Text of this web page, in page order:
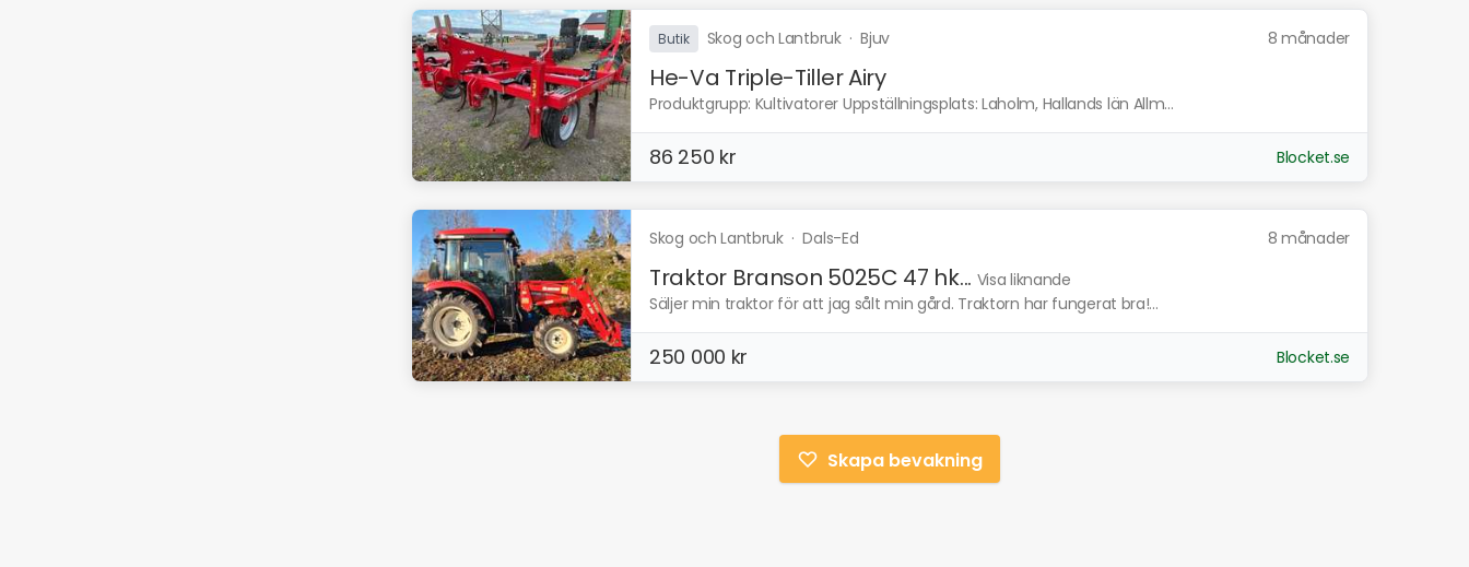
Butik Skog och Lantbruk·Bjuv 8 månader
He-Va Triple-Tiller Airy
Produktgrupp: Kultivatorer Uppställningsplats: Laholm, Hallands län Allm...
86 250 kr Blocket.se
Skog och Lantbruk·Dals-Ed 8 månader
Traktor Branson 5025C 47 hk... Visa liknande
Säljer min traktor för att jag sålt min gård. Traktorn har fungerat bra!...
250 000 kr Blocket.se
Skapa bevakning